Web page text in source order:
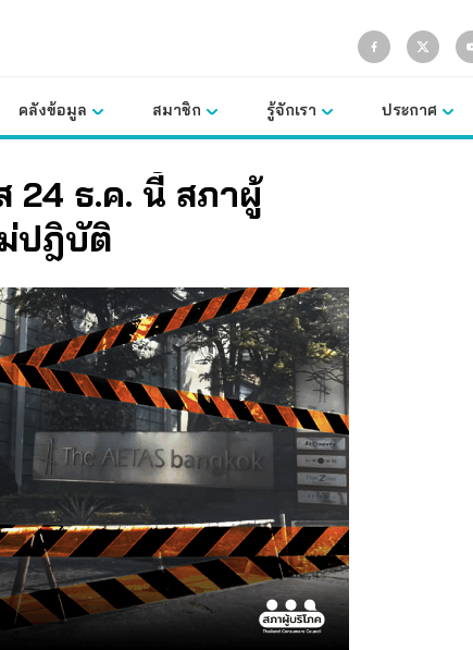
คลังข้อมูล สมาชิก รู้จักเรา ประกาศ
24 ธ.ค. นี้ สภาผู้
ปฎิบัติ